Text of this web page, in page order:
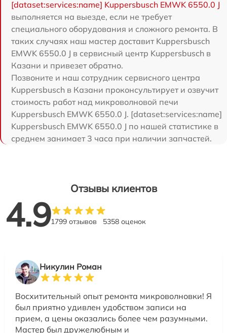
[dataset:services:name] Kuppersbusch EMWK 6550.0 J
выполняется на выезде, если не требует
специального оборудования и сложного ремонта. В
таких случаях наш мастер доставит Kuppersbusch
EMWK 6550.0 J в сервисный центр Kuppersbusch в
Казани и привезет обратно.
Позвоните и наш сотрудник сервисного центра
Kuppersbusch в Казани проконсультирует и озвучит
стоимость работ над микроволновой печи
Kuppersbusch EMWK 6550.0 J. [dataset:services:name]
Kuppersbusch EMWK 6550.0 J по нашей статистике в
среднем занимает 3 часа при наличии запчастей.
Отзывы клиентов
4.91799 отзывов 5358 оценок
Никулин Роман
Восхитительный опыт ремонта микроволновки! Я
был приятно удивлен удобством записи на
прием, а цены оказались более чем разумными.
Мастер был дружелюбным и